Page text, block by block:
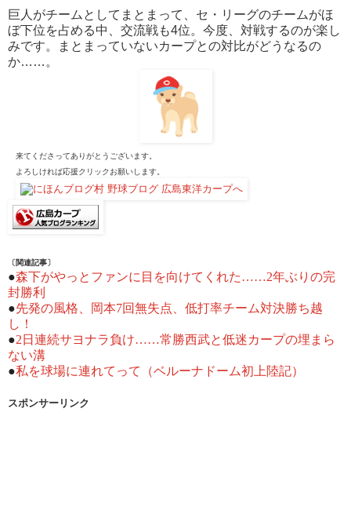
巨人がチームとしてまとまって、セ・リーグのチームがほ
ぼ下位を占める中、交流戦も4位。今度、対戦するのが楽し
みです。まとまっていないカープとの対比がどうなるの
か……。
来てくださってありがとうございます。
よろしければ応援クリックお願いします。
〔関連記事〕
●森下がやっとファンに目を向けてくれた……2年ぶりの完
封勝利
●先発の風格、岡本7回無失点、低打率チーム対決勝ち越
し！
●2日連続サヨナラ負け……常勝西武と低迷カープの埋まら
ない溝
●私を球場に連れてって（ベルーナドーム初上陸記）
スポンサーリンク